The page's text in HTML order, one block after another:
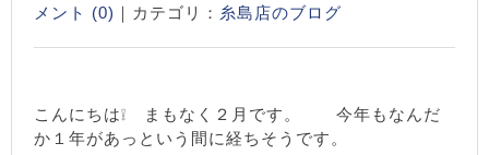
メント (0)
｜カテゴリ： 糸島店のブログ
こんにちは❕ まもなく２月です。 今年もなんだ
か１年があっという間に経ちそうです。